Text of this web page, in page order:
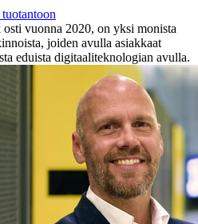
vuonna 2020, on yksi monista
joiden avulla asiakkaat
eduista digitaaliteknologian avulla.